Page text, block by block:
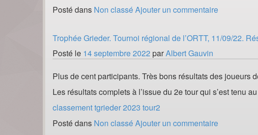
Posté dans Non classéAjouter un commentaire
Trophée Grieder. Tournoi régional de l’ORTT, 11/09/22.
Posté le 14 septembre 2022 parAlbert Gauvin
Plus de cent participants. Très bons résultats des joueurs
Les résultats complets à l’issue du 2e tour qui s’est tenu
classement tgrieder 2023 tour2
Posté dans Non classéAjouter un commentaire